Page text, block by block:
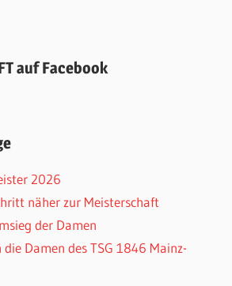
auf Facebook
2026
näher zur Meisterschaft
der Damen
die Damen des TSG 1846 Mainz-